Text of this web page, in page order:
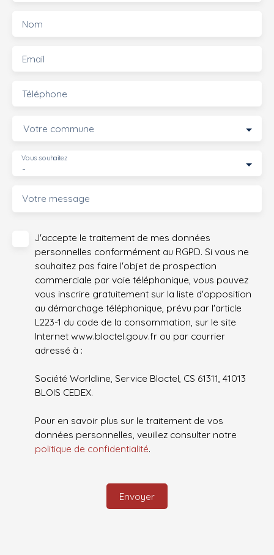
Nom
Email
Téléphone
Votre commune
-
Vous souhaitez
Votre message
J'accepte le traitement de mes données
personnelles conformément au RGPD. Si vous ne
souhaitez pas faire l'objet de prospection
commerciale par voie téléphonique, vous pouvez
vous inscrire gratuitement sur la liste d'opposition
au démarchage téléphonique, prévu par l'article
L223-1 du code de la consommation, sur le site
Internet www.bloctel.gouv.fr ou par courrier
adressé à :
Société Worldline, Service Bloctel, CS 61311, 41013
BLOIS CEDEX.
Pour en savoir plus sur le traitement de vos
données personnelles, veuillez consulter notre
politique de confidentialité.
Envoyer